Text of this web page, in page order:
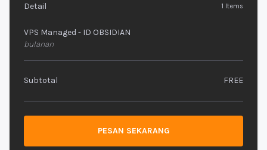
Detail 1 Items
VPS Managed - ID OBSIDIAN
bulanan
Subtotal FREE
PESAN SEKARANG